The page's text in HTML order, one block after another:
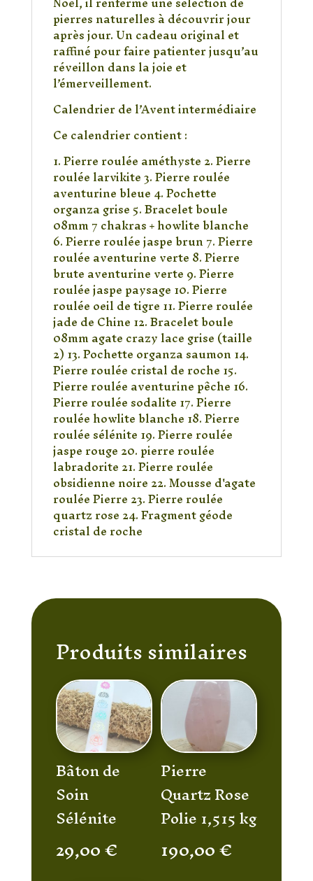
pierres naturelles à découvrir jour
après jour. Un cadeau original et
raffiné pour faire patienter jusqu’au
réveillon dans la joie et
l’émerveillement.
Calendrier de l’Avent intermédiaire
Ce calendrier contient :
1. Pierre roulée améthyste 2. Pierre
roulée larvikite 3. Pierre roulée
aventurine bleue 4. Pochette
organza grise 5. Bracelet boule
08mm 7 chakras + howlite blanche
6. Pierre roulée jaspe brun 7. Pierre
roulée aventurine verte 8. Pierre
brute aventurine verte 9. Pierre
roulée jaspe paysage 10. Pierre
roulée oeil de tigre 11. Pierre roulée
jade de Chine 12. Bracelet boule
08mm agate crazy lace grise (taille
2) 13. Pochette organza saumon 14.
Pierre roulée cristal de roche 15.
Pierre roulée aventurine pêche 16.
Pierre roulée sodalite 17. Pierre
roulée howlite blanche 18. Pierre
roulée sélénite 19. Pierre roulée
jaspe rouge 20. pierre roulée
labradorite 21. Pierre roulée
obsidienne noire 22. Mousse d'agate
roulée Pierre 23. Pierre roulée
quartz rose 24. Fragment géode
cristal de roche
Produits similaires
Bâton de
Soin
Sélénite
29,00€
Pierre
Quartz Rose
Polie 1,515 kg
190,00€